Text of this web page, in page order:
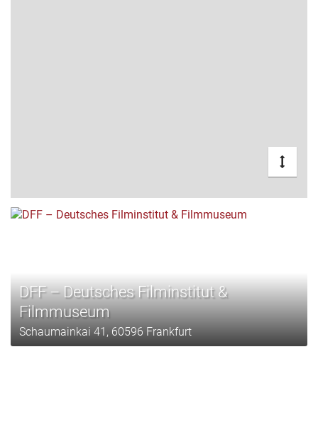
DFF – Deutsches Filminstitut &
Filmmuseum
Schaumainkai 41, 60596 Frankfurt